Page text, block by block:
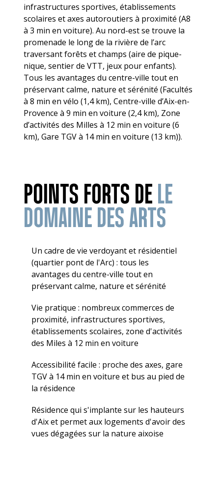
infrastructures sportives, établissements
scolaires et axes autoroutiers à proximité (A8
à 3 min en voiture). Au nord-est se trouve la
promenade le long de la rivière de l’arc
traversant forêts et champs (aire de pique-
nique, sentier de VTT, jeux pour enfants).
Tous les avantages du centre-ville tout en
préservant calme, nature et sérénité (Facultés
à 8 min en vélo (1,4 km), Centre-ville d’Aix-en-
Provence à 9 min en voiture (2,4 km), Zone
d’activités des Milles à 12 min en voiture (6
km), Gare TGV à 14 min en voiture (13 km)).
POINTS FORTS DE LE
DOMAINE DES ARTS
Un cadre de vie verdoyant et résidentiel
(quartier pont de l'Arc) : tous les
avantages du centre-ville tout en
préservant calme, nature et sérénité
Vie pratique : nombreux commerces de
proximité, infrastructures sportives,
établissements scolaires, zone d'activités
des Miles à 12 min en voiture
Accessibilité facile : proche des axes, gare
TGV à 14 min en voiture et bus au pied de
la résidence
Résidence qui s'implante sur les hauteurs
d'Aix et permet aux logements d'avoir des
vues dégagées sur la nature aixoise